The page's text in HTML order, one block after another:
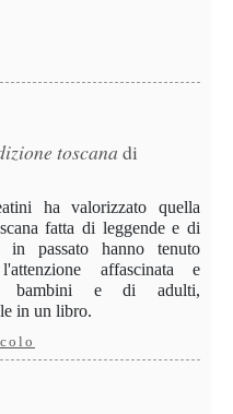
toscana di
ha valorizzato quella
fatta di leggende e di
in passato hanno tenuto
affascinata e
bambini e di adulti,
in un libro.